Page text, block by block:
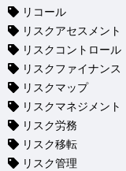
リコール
リスクアセスメント
リスクコントロール
リスクファイナンス
リスクマップ
リスクマネジメント
リスク労務
リスク移転
リスク管理